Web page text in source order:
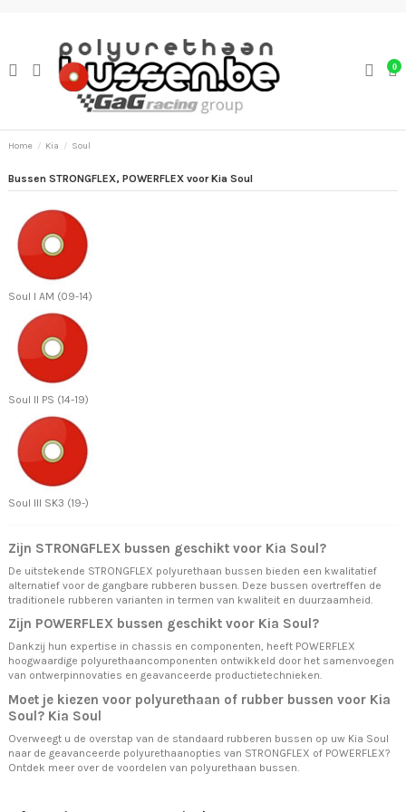
0
Home Kia Soul
Bussen STRONGFLEX, POWERFLEX voor Kia Soul
Soul I AM (09-14)
Soul II PS (14-19)
Soul III SK3 (19-)
Zijn STRONGFLEX bussen geschikt voor Kia Soul?
De uitstekende STRONGFLEX polyurethaan bussen bieden een kwalitatief
alternatief voor de gangbare rubberen bussen. Deze bussen overtreffen de
traditionele rubberen varianten in termen van kwaliteit en duurzaamheid.
Zijn POWERFLEX bussen geschikt voor Kia Soul?
Dankzij hun expertise in chassis en componenten, heeft POWERFLEX
hoogwaardige polyurethaancomponenten ontwikkeld door het samenvoegen
van ontwerpinnovaties en geavanceerde productietechnieken.
Moet je kiezen voor polyurethaan of rubber bussen voor Kia
Soul? Kia Soul
Overweegt u de overstap van de standaard rubberen bussen op uw Kia Soul
naar de geavanceerde polyurethaanopties van STRONGFLEX of POWERFLEX?
Ontdek meer over de voordelen van polyurethaan bussen.